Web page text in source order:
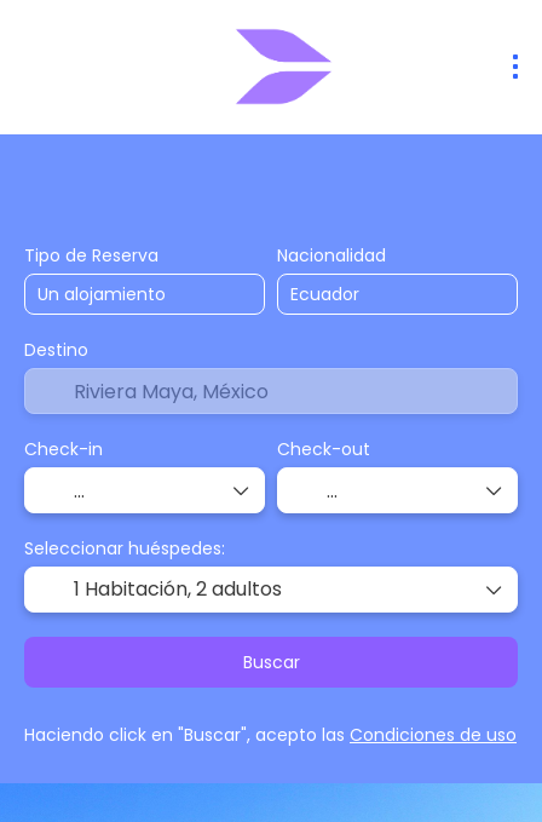
Tipo de Reserva Nacionalidad
Destino
Check-in Check-out
Seleccionar huéspedes:
1 Habitación,2 adultos
Buscar
Haciendo click en "Buscar", acepto las Condiciones de uso